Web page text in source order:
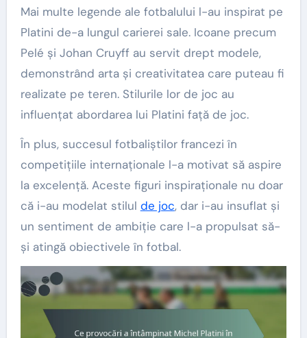
Mai multe legende ale fotbalului l-au inspirat pe
Platini de-a lungul carierei sale. Icoane precum
Pelé și Johan Cruyff au servit drept modele,
demonstrând arta și creativitatea care puteau fi
realizate pe teren. Stilurile lor de joc au
influențat abordarea lui Platini față de joc.
În plus, succesul fotbaliștilor francezi în
competițiile internaționale l-a motivat să aspire
la excelență. Aceste figuri inspiraționale nu doar
că i-au modelat stilul de joc, dar i-au insuflat și
un sentiment de ambiție care l-a propulsat să-
și atingă obiectivele în fotbal.